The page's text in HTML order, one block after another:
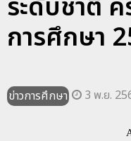
ระดับชาติ
การศึกษา
ข่าวการศึกษา 3 พ.ย.